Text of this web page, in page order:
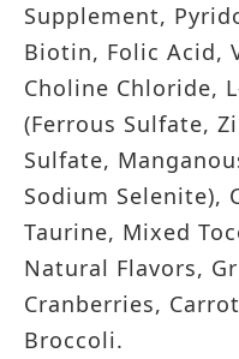
Supplement,
Biotin, Folic Acid,
Choline Chloride,
(Ferrous Sulfate,
Sulfate,
Sodium Selenite),
Taurine, Mixed
Natural Flavors,
Cranberries,
Broccoli.